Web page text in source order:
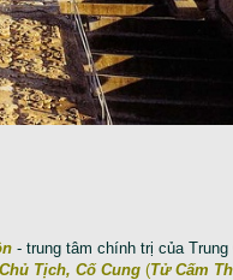
- trung tâm chính trị của Trung
Tịch, Cố Cung (Tử Cấm